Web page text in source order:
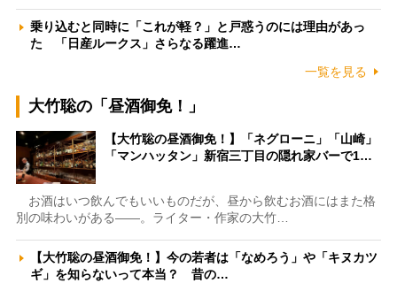
乗り込むと同時に「これが軽？」と戸惑うのには理由があっ
た 「日産ルークス」さらなる躍進…
一覧を見る
大竹聡の「昼酒御免！」
【大竹聡の昼酒御免！】「ネグローニ」「山崎」
「マンハッタン」新宿三丁目の隠れ家バーで1…
お酒はいつ飲んでもいいものだが、昼から飲むお酒にはまた格
別の味わいがある――。ライター・作家の大竹…
【大竹聡の昼酒御免！】今の若者は「なめろう」や「キヌカツ
ギ」を知らないって本当？ 昔の…